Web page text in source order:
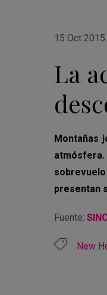
15 Oct 2015.
La
Montañas
presentan
Fuente:
New